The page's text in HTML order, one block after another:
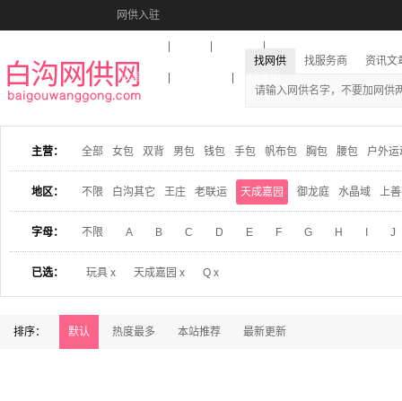
网供入驻
收藏本站
找网供 找服务商 资讯文
主营： 全部 女包 双背 男包 钱包 手包 帆布包 胸包 腰包 户外运
地区： 不限 白沟其它 王庄 老联运 天成嘉园 御龙庭 水晶域 上
字母： 不限 A B C D E F G H J
已选： 玩具 x 天成嘉园 x Q x
排序： 默认 热度最多 本站推荐 最新更新